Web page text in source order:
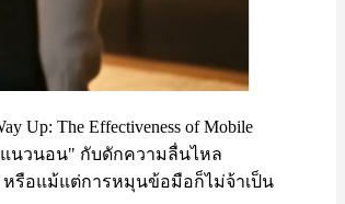
The Effectiveness of Mobile
"แนวนอน" กับดักความลื่นไหล
หรือแม้แต่การหมุนข้อมือก็ไม่จ้าเป็น